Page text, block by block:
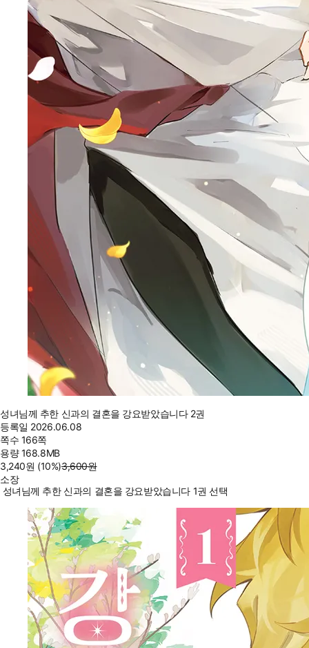
성녀님께 추한 신과의 결혼을 강요받았습니다 2권
등록일 2026.06.08
쪽수 166쪽
용량168.8MB
3,240원 (10%)3,600원
소장
성녀님께 추한 신과의 결혼을 강요받았습니다 1권 선택